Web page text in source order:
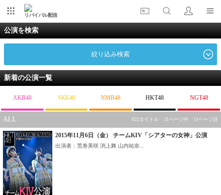
リバイバル配信
公演を検索
絞り込み検索
新着の公演一覧
AKB48 SKE48 NMB48 HKT48 NGT48
ALL 622タイトル 21ページ中 11ページ目
2015年11月6日（金） チームKIV「シアターの女神」公演
出演者：荒巻美咲 渕上舞 山内祐奈...